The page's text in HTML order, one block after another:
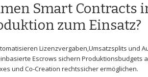
Smart Contracts
zum‍ Einsatz?
Lizenzvergaben,Umsatzsplits ⁤und⁤
Escrows ⁤sichern ‍Produktionsbudgets
und ⁢Co-Creation ​rechtssicher ermöglichen.